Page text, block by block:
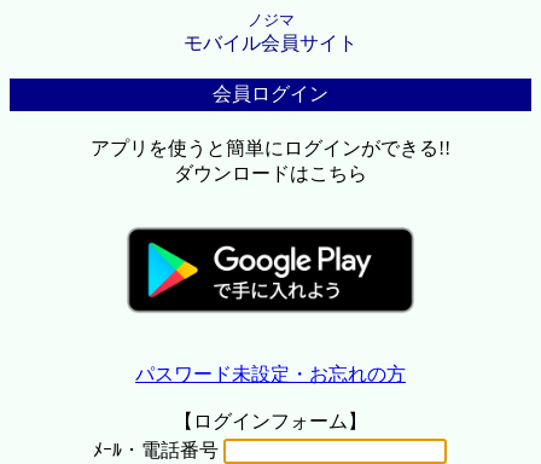
ノジマ
モバイル会員サイト
会員ログイン
アプリを使うと簡単にログインができる!!
ダウンロードはこちら
パスワード未設定・お忘れの方
【ログインフォーム】
ﾒｰﾙ・電話番号